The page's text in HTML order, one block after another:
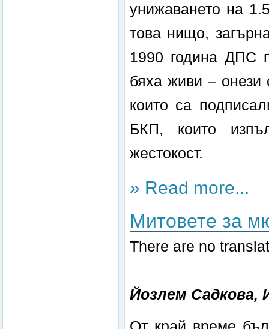
унижаването на
това нищо,
1990 година ДПС
бяха живи –
които са
БКП, които
жестокост.
» Read more...
Митовете за
There are no
Йозлем Садкова,